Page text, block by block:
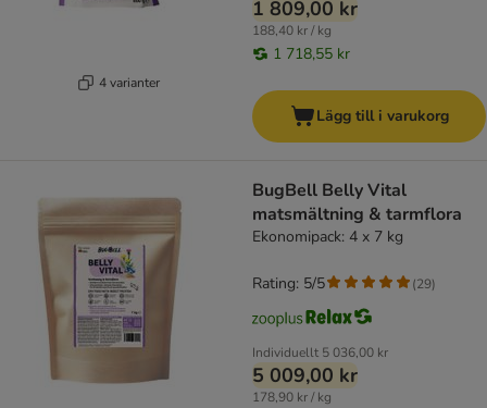
4 varianter
1 809,00 kr
188,40 kr / kg
1 718,55 kr
Lägg till i varukorg
BugBell Belly Vital
matsmältning & tarmflora
Ekonomipack: 4 x 7 kg
Individuellt 5 036,00 kr
5 009,00 kr
178,90 kr / kg
Rating: 5/5 (29)